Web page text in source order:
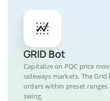
GRID Bot
Capitalize on PQC price
sideways markets. The
orders within preset
swing.